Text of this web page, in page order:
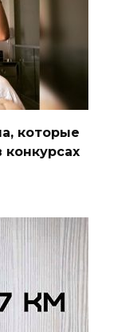
которые
конкурсах